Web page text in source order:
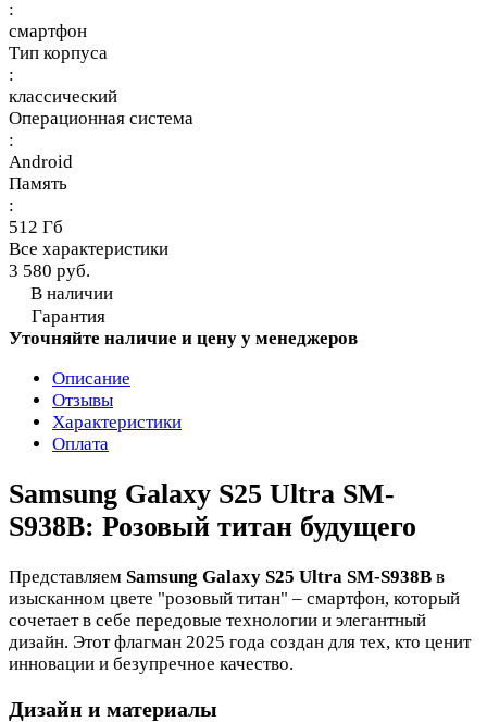
:
смартфон
Тип корпуса
:
классический
Операционная система
:
Android
Память
:
512 Гб
Все характеристики
3 580 руб.
В наличии
Гарантия
Уточняйте наличие и цену у менеджеров
Описание
Отзывы
Характеристики
Оплата
Samsung Galaxy S25 Ultra SM-
S938B: Розовый титан будущего
Представляем Samsung Galaxy S25 Ultra SM-S938B в
изысканном цвете "розовый титан" – смартфон, который
сочетает в себе передовые технологии и элегантный
дизайн. Этот флагман 2025 года создан для тех, кто ценит
инновации и безупречное качество.
Дизайн и материалы